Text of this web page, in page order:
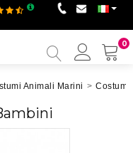
0
mio
Animali Marini > Costumi